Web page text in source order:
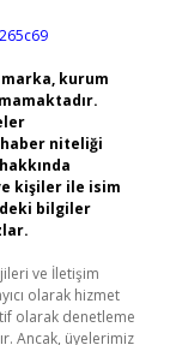
kurum
niteliği
kişiler ile isim
bilgiler
ve İletişim
olarak hizmet
olarak denetleme
Ancak, üyelerimiz